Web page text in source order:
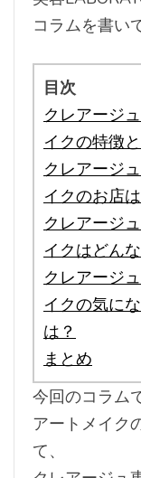
コラムを書い
目次
クレアージ
イクの特徴
クレアージ
イクのお店
クレアージ
イクはどん
クレアージ
イクの気に
は？
まとめ
今回のコラム
アートメイク
て、